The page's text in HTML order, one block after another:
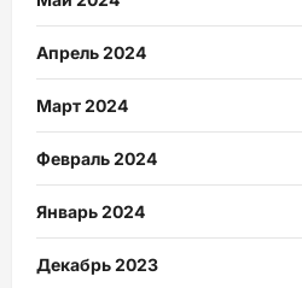
Апрель 2024
Март 2024
Февраль 2024
Январь 2024
Декабрь 2023